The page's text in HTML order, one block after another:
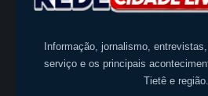
Informação, jornalismo,
serviço e os principais
Tietê e região.